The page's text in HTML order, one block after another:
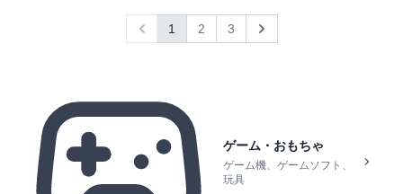
ゲーム・おもちゃ
ゲーム機、ゲームソフト、
玩具
Previous
1 2 3 Next